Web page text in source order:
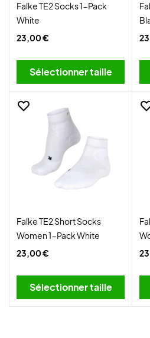
Falke TE2 Socks 1-Pack
White
23,00 €
Sélectionner taille
Falke TE2 Short Socks
Women 1-Pack White
23,00 €
Sélectionner taille